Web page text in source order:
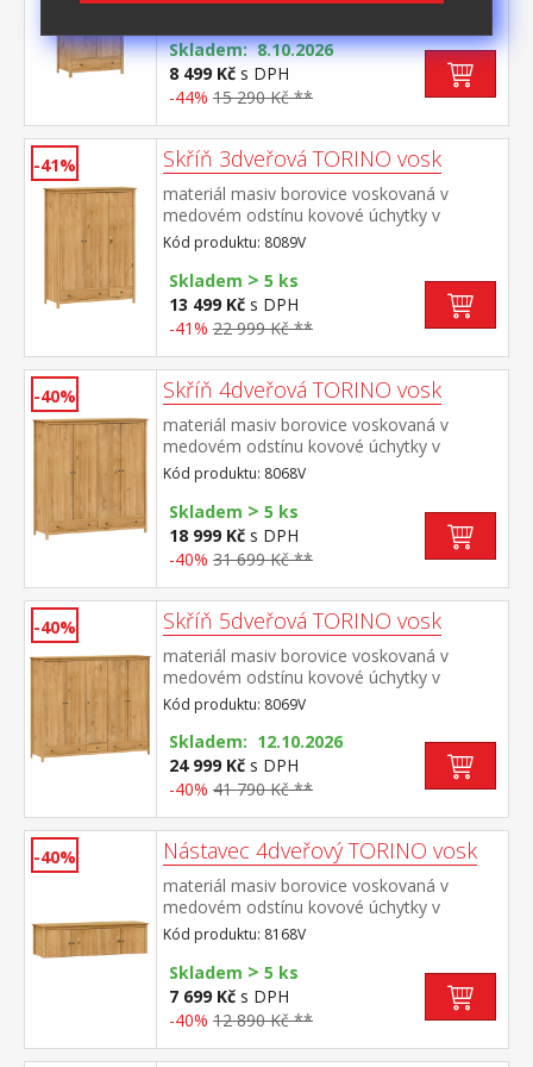
barevném provedení černěná mosaz šatní
části zásuvka s kovovými
pojezdy doporučený nástavec 8188V
Skladem: 8.10.2026
8 499 Kč s DPH
-44% 15 290 Kč **
-41% Skříň 3dveřová TORINO vosk
materiál masiv borovice voskovaná v
medovém odstínu kovové úchytky v
barevném provedení černěná
mosaz prostor dělený v poměru 2:1 širší
část šatní tyč a police, užší část 3 police ve
spodní části 2 zásuvky s kovovými
pojezdy doporučený nástavec 8189V
Kód produktu: 8089V
Skladem > 5 ks
13 499 Kč s DPH
-41% 22 999 Kč **
-40% Skříň 4dveřová TORINO vosk
materiál masiv borovice voskovaná v
medovém odstínu kovové úchytky v
barevném provedení černěná
mosaz prostor dělený na poloviny v levé
polovině šatní tyč a police na klobouky v
pravé polovině 3 police ve spodní části 2
zásuvky s kovovými pojezdy doporučený
Kód produktu: 8068V
Skladem > 5 ks
18 999 Kč s DPH
-40% 31 699 Kč **
-40% Skříň 5dveřová TORINO vosk
materiál masiv borovice voskovaná v
medovém odstínu kovové úchytky v
barevném provedení černěná
mosaz prostor dělený v poměru 2:1:2 v levé
a pravé širší části šatní tyč a police na
klobouky ve střední úzké části 3 police ve
spodní části 3 zásuvky s kovovými
Kód produktu: 8069V
Skladem: 12.10.2026
24 999 Kč s DPH
-40% 41 790 Kč **
-40% Nástavec 4dveřový TORINO vosk
materiál masiv borovice voskovaná v
medovém odstínu kovové úchytky v
barevném provedení černěná
mosaz nástavec pro skříň 8068V
Kód produktu: 8168V
Skladem > 5 ks
7 699 Kč s DPH
-40% 12 890 Kč **